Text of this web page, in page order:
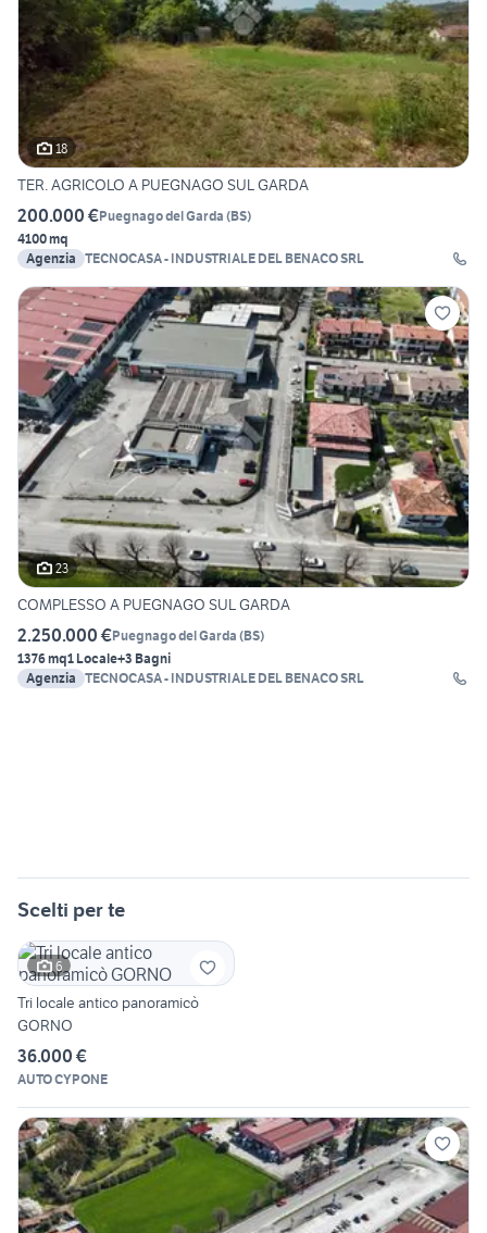
18
TER. AGRICOLO A PUEGNAGO SUL GARDA
200.000 €Puegnago del Garda (BS)
4100 mq
Agenzia TECNOCASA - INDUSTRIALE DEL BENACO SRL
23
COMPLESSO A PUEGNAGO SUL GARDA
2.250.000 €Puegnago del Garda (BS)
1376 mq1 Locale+3 Bagni
Agenzia TECNOCASA - INDUSTRIALE DEL BENACO SRL
Scelti per te
6
Tri locale antico panoramicò
GORNO
36.000 €
AUTO CYPONE